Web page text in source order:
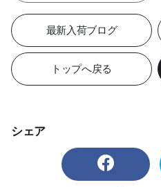
最新入荷ブログ
トップへ戻る
シェア